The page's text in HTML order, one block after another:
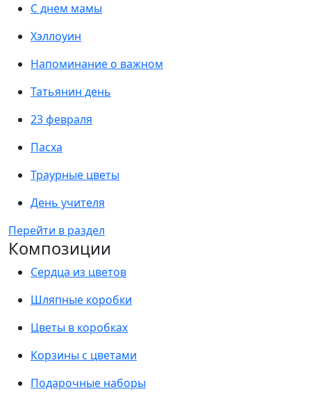
С днем мамы
Хэллоуин
Напоминание о важном
Татьянин день
23 февраля
Пасха
Траурные цветы
День учителя
Перейти в раздел
Композиции
Сердца из цветов
Шляпные коробки
Цветы в коробках
Корзины с цветами
Подарочные наборы